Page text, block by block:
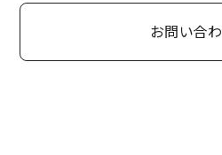
お問い合